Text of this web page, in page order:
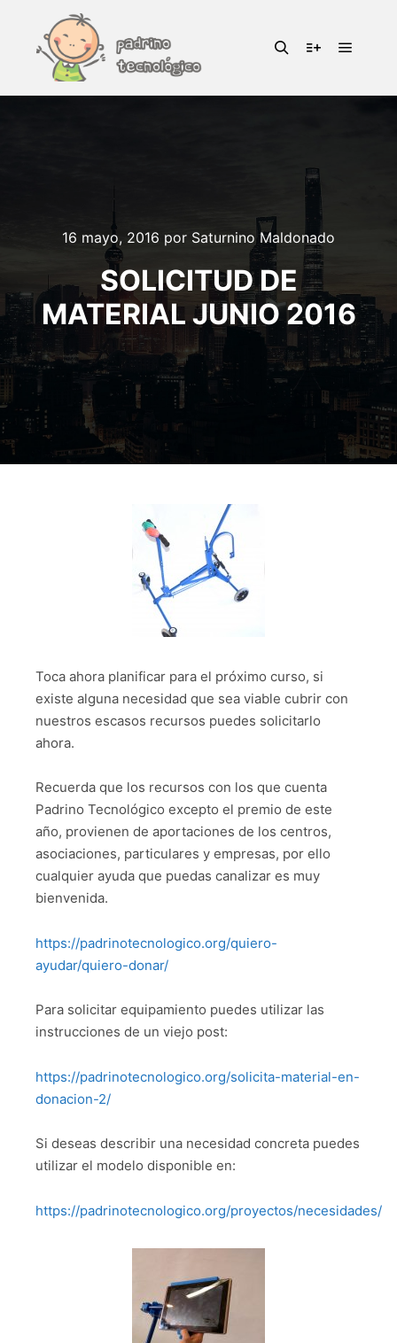
16 mayo, 2016 por Saturnino Maldonado
SOLICITUD DE
MATERIAL JUNIO 2016
Toca ahora planificar para el próximo curso, si
existe alguna necesidad que sea viable cubrir con
nuestros escasos recursos puedes solicitarlo
ahora.
Recuerda que los recursos con los que cuenta
Padrino Tecnológico excepto el premio de este
año, provienen de aportaciones de los centros,
asociaciones, particulares y empresas, por ello
cualquier ayuda que puedas canalizar es muy
bienvenida.
https://padrinotecnologico.org/quiero-
ayudar/quiero-donar/
Para solicitar equipamiento puedes utilizar las
instrucciones de un viejo post:
https://padrinotecnologico.org/solicita-material-en-
donacion-2/
Si deseas describir una necesidad concreta puedes
utilizar el modelo disponible en:
https://padrinotecnologico.org/proyectos/necesidades/